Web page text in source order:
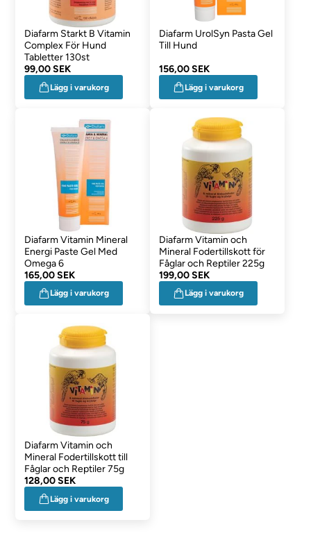
Diafarm Starkt B Vitamin
Complex För Hund
Tabletter 130st
99,00 SEK
Lägg i varukorg
Diafarm UrolSyn Pasta Gel
Till Hund
156,00 SEK
Lägg i varukorg
Diafarm Vitamin Mineral
Energi Paste Gel Med
Omega 6
165,00 SEK
Lägg i varukorg
Diafarm Vitamin och
Mineral Fodertillskott för
Fåglar och Reptiler 225g
199,00 SEK
Lägg i varukorg
Diafarm Vitamin och
Mineral Fodertillskott till
Fåglar och Reptiler 75g
128,00 SEK
Lägg i varukorg